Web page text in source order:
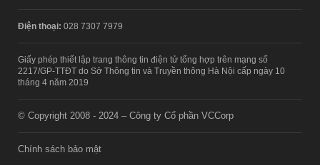
Điện thoại: 028 7307 7979
Giấy phép thiết lập trang thông tin điện tử tổng hợp trên mạng số
2217/GP-TTĐT do Sở Thông tin và Truyền thông Hà Nội cấp ngày 10
tháng 4 năm 2019
© Copyright 2008 - 2024 – Công ty Cổ phần VCCorp
Chính sách bảo mật